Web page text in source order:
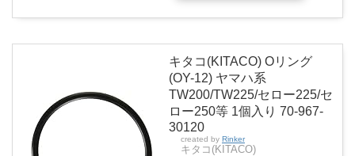
キタコ(KITACO) Oリング
(OY-12) ヤマハ系
TW200/TW225/セロー225/セ
ロー250等 1個入り 70-967-
30120
created by Rinker
キタコ(KITACO)